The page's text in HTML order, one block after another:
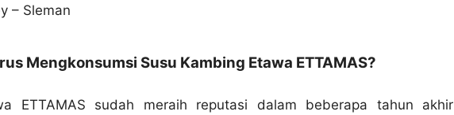
– Sleman
Mengkonsumsi Susu Kambing Etawa ETTAMAS?
ETTAMAS sudah meraih reputasi dalam beberapa tahun akhir